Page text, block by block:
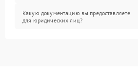
Какую документацию вы предоставляете
для юридических лиц?